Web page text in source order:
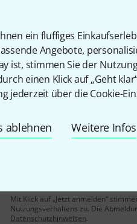
ein fluffiges
Angebote,
ist, stimmen Sie der
einen Klick auf „Geht
jederzeit über die Cookie-
ablehnen Weitere Infos
was Sie sehen?
Hilfe & Feedback
Mit Klick auf „Jetzt anmelden“
Nutzungsverhaltens zu. Die
Datenschutzhinweisen.